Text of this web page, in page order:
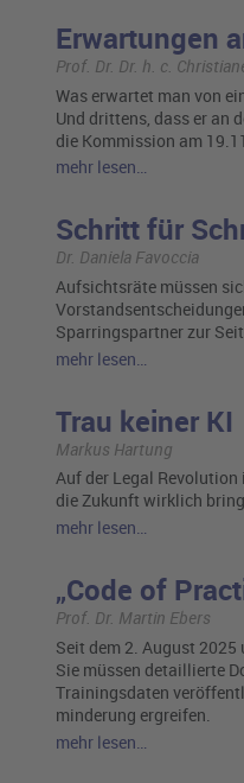
Erwartungen
Prof. Dr. Dr. h. c.
Was erwartet man von
Und drittens, dass er an
die Kommission am
mehr lesen…
Schritt für
Dr. Daniela Favoccia
Aufsichtsräte müssen
Sparringspartner zur
mehr lesen…
Trau keiner KI
Markus Hartung
Auf der Legal
die Zukunft wirklich
mehr lesen…
„Code of
Prof. Dr. Martin Ebers
Seit dem 2. August 2025
Sie müssen detaillierte
Trainingsdaten
minderung ergreifen.
mehr lesen…